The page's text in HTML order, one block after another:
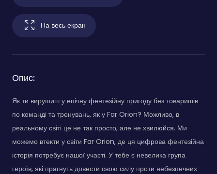
На весь екран
Опис:
Як ти вирушиш у епічну фентезійну пригоду без товаришів
по команді та тренувань, як у Far Orion? Можливо, в
реальному світі це не так просто, але не хвилюйся. Ми
можемо втекти у світи Far Orion, де ця цифрова фентезійна
історія потребує нашої участі. У тебе є невелика група
героїв, які прагнуть довести свою силу проти небезпечних